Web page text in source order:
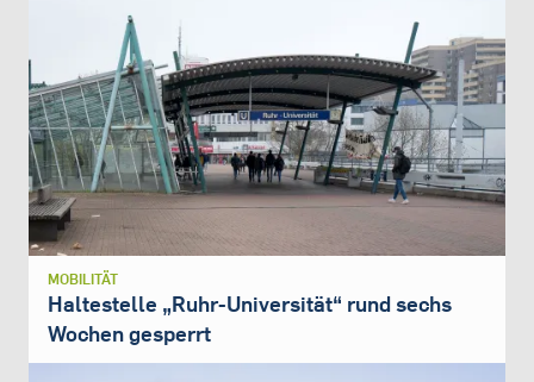
MOBILITÄT
Haltestelle „Ruhr-Universität“ rund sechs
Wochen gesperrt